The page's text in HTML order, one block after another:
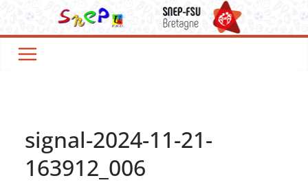
contenu
signal-2024-11-21-
163912_006